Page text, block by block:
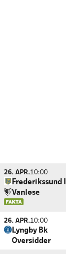
26. APR.10:00
Frederikssund
Vanløse
26. APR.10:00
Lyngby Bk
Oversidder